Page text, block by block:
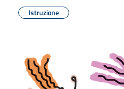
Istruzione